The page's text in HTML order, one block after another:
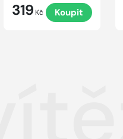
319 Kč Koupit